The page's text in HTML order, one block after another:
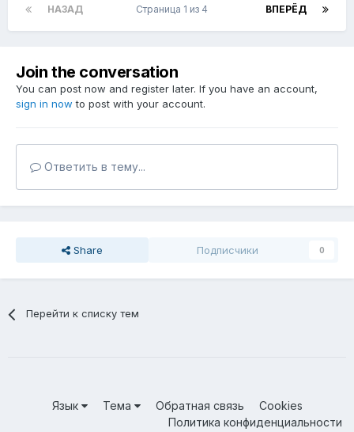
НАЗАД ВПЕРЁД
Страница 1 из 4
Join the conversation
You can post now and register later. If you have an account,
sign in now to post with your account.
Ответить в тему...
Share Подписчики 0
Перейти к списку тем
Язык Тема Обратная связь
Cookies
Политика конфиденциальности